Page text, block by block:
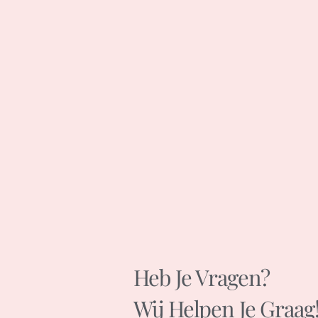
Heb Je Vragen?
Wij Helpen Je